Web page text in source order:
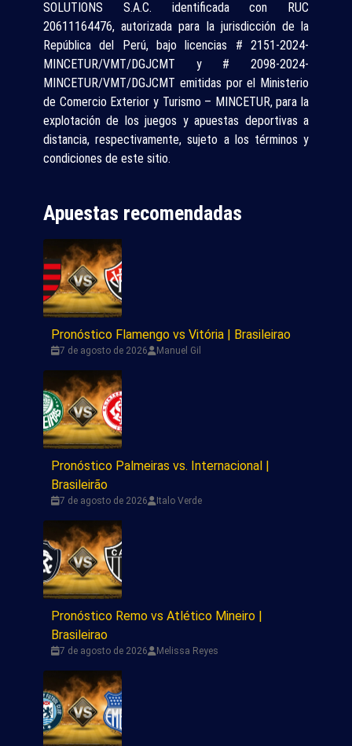
SOLUTIONS S.A.C. identificada con RUC
20611164476, autorizada para la jurisdicción de la
República del Perú, bajo licencias # 2151-2024-
MINCETUR/VMT/DGJCMT y # 2098-2024-
MINCETUR/VMT/DGJCMT emitidas por el Ministerio
de Comercio Exterior y Turismo – MINCETUR, para la
explotación de los juegos y apuestas deportivas a
distancia, respectivamente, sujeto a los términos y
condiciones de este sitio.
Apuestas recomendadas
Pronóstico Flamengo vs Vitória | Brasileirao
7 de agosto de 2026 Manuel Gil
Pronóstico Palmeiras vs. Internacional |
Brasileirão
7 de agosto de 2026 Italo Verde
Pronóstico Remo vs Atlético Mineiro |
Brasileirao
7 de agosto de 2026 Melissa Reyes